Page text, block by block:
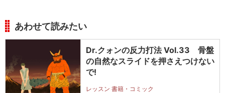
あわせて読みたい
Dr.クォンの反力打法 Vol.33 骨盤
の自然なスライドを押さえつけない
で!
レッスン 書籍・コミック